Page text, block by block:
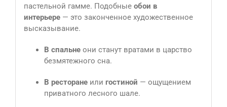
пастельной гамме. Подобные обои в
интерьере— это законченное художественное
высказывание.
В спальнеони станут вратами в царство
безмятежного сна.
В ресторанеили гостиной — ощущением
приватного лесного шале.